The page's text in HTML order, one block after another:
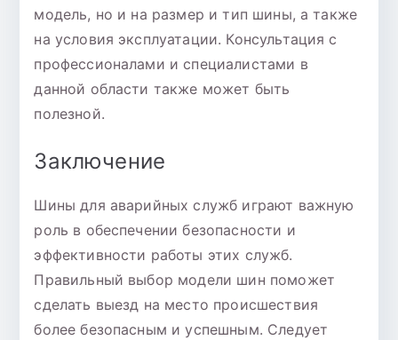
модель, но и на размер и тип шины, а также
на условия эксплуатации. Консультация с
профессионалами и специалистами в
данной области также может быть
полезной.
Заключение
Шины для аварийных служб играют важную
роль в обеспечении безопасности и
эффективности работы этих служб.
Правильный выбор модели шин поможет
сделать выезд на место происшествия
более безопасным и успешным. Следует